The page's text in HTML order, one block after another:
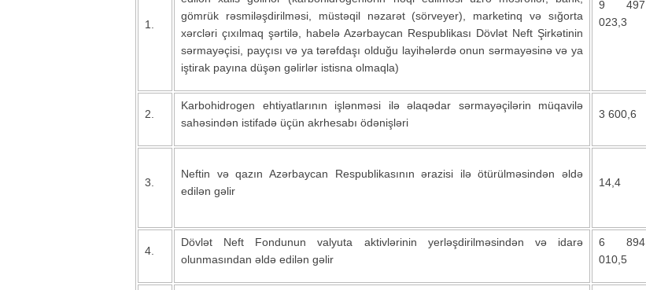
1.
gömrük rəsmiləşdirilməsi, müstəqil nəzarət (sörveyer), marketinq və sığorta
xərcləri çıxılmaq şərtilə, habelə Azərbaycan Respublikası Dövlət Neft Şirkətinin
sərmayəçisi, payçısı və ya tərəfdaşı olduğu layihələrdə onun sərmayəsinə və ya
iştirak payına düşən gəlirlər istisna olmaqla)
9 497
023,3
2.
Karbohidrogen ehtiyatlarının işlənməsi ilə əlaqədar sərmayəçilərin müqavilə
sahəsindən istifadə üçün akrhesabı ödənişləri
3 600,6
3.
Neftin və qazın Azərbaycan Respublikasının ərazisi ilə ötürülməsindən əldə
edilən gəlir
14,4
4.
Dövlət Neft Fondunun valyuta aktivlərinin yerləşdirilməsindən və idarə
olunmasından əldə edilən gəlir
6 894
010,5
Bu gün Azərbaycan kinosunun yaranma
günüdür